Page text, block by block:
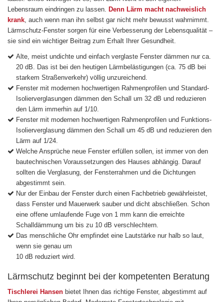
Lebensraum eindringen zu lassen. Denn Lärm macht nachweislich
krank, auch wenn man ihn selbst gar nicht mehr bewusst wahrnimmt.
Lärmschutz-Fenster sorgen für eine Verbesserung der Lebensqualität –
sie sind ein wichtiger Beitrag zum Erhalt Ihrer Gesundheit.
Alte, meist undichte und einfach verglaste Fenster dämmen nur ca.
20 dB. Das ist bei den heutigen Lärmbelästigungen (ca. 75 dB bei
starkem Straßenverkehr) völlig unzureichend.
Fenster mit modernen hochwertigen Rahmenprofilen und Standard-
Isolierverglasungen dämmen den Schall um 32 dB und reduzieren
den Lärm immerhin auf 1/10.
Fenster mit modernen hochwertigen Rahmenprofilen und Funktions-
Isolierverglasung dämmen den Schall um 45 dB und reduzieren den
Lärm auf 1/24.
Welche Ansprüche neue Fenster erfüllen sollen, ist immer von den
bautechnischen Voraussetzungen des Hauses abhängig. Darauf
sollten die Verglasung, der Fensterrahmen und die Dichtungen
abgestimmt sein.
Nur der Einbau der Fenster durch einen Fachbetrieb gewährleistet,
dass Fenster und Mauerwerk sauber und dicht abschließen. Schon
eine offene umlaufende Fuge von 1 mm kann die erreichte
Schalldämmung um bis zu 10 dB verschlechtern.
Das menschliche Ohr empfindet eine Lautstärke nur halb so laut,
wenn sie genau um
10 dB reduziert wird.
Lärmschutz beginnt bei der kompetenten Beratung
Tischlerei Hansen bietet Ihnen das richtige Fenster, abgestimmt auf